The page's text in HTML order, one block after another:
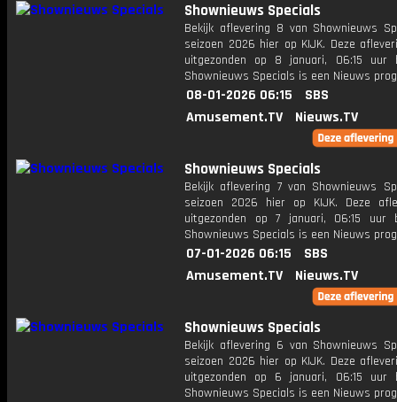
Shownieuws Specials
Bekijk aflevering 8 van Shownieuws
seizoen 2026 hier op KIJK. Deze
uitgezonden op 8 januari, 06:15 uur
Shownieuws Specials is een Nieuws
08-01-2026 06:15
SBS
Amusement.TV
Nieuws.TV
Shownieuws Specials
Bekijk aflevering 7 van Shownieuws
seizoen 2026 hier op KIJK. Deze
uitgezonden op 7 januari, 06:15 uur
Shownieuws Specials is een Nieuws
07-01-2026 06:15
SBS
Amusement.TV
Nieuws.TV
Shownieuws Specials
Bekijk aflevering 6 van Shownieuws
seizoen 2026 hier op KIJK. Deze
uitgezonden op 6 januari, 06:15 uur
Shownieuws Specials is een Nieuws